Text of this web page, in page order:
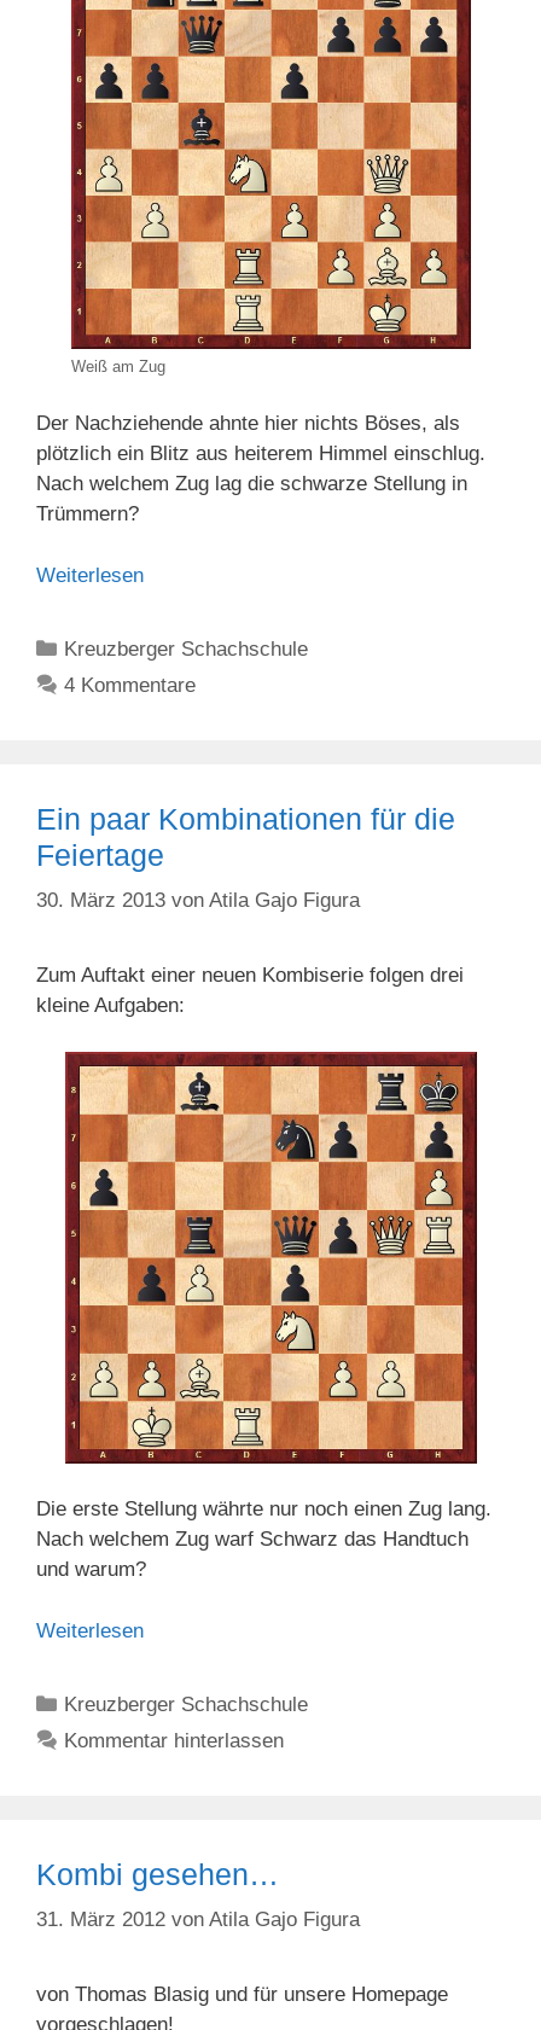
Weiß am Zug
Der Nachziehende ahnte hier nichts Böses, als
plötzlich ein Blitz aus heiterem Himmel einschlug.
Nach welchem Zug lag die schwarze Stellung in
Trümmern?
Weiterlesen
Kategorien
Kreuzberger Schachschule
4 Kommentare
Ein paar Kombinationen für die
Feiertage
30. März 2013 von Atila Gajo Figura
Zum Auftakt einer neuen Kombiserie folgen drei
kleine Aufgaben:
Die erste Stellung währte nur noch einen Zug lang.
Nach welchem Zug warf Schwarz das Handtuch
und warum?
Weiterlesen
Kategorien
Kreuzberger Schachschule
Kommentar hinterlassen
Kombi gesehen…
31. März 2012 von Atila Gajo Figura
von Thomas Blasig und für unsere Homepage
vorgeschlagen!